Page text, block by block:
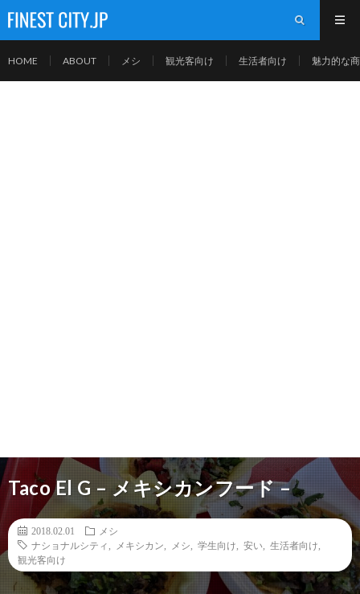
HOME ABOUT メシ 観光客向け 生活者向け 魅力的な
Taco El G – メキシカンフード –
2018.02.01
メシ
ナショナルシティ
メキシカン メシ 学生向け 安い 生活者向け
観光客向け